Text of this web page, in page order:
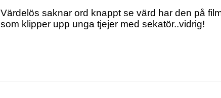
Värdelös saknar ord knappt se värd har den på
som klipper upp unga tjejer med sekatör..vidrig!